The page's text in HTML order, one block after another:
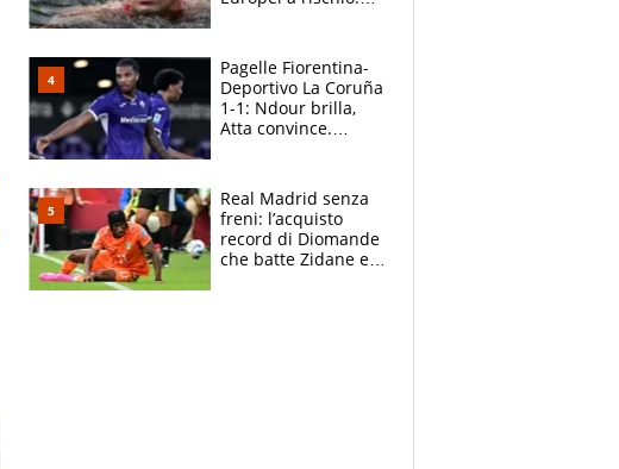
adesso
Pagelle Fiorentina-
Deportivo La Coruña
1-1: Ndour brilla,
Atta convince.
Real Madrid senza
freni: l’acquisto
record di Diomande
che batte Zidane e